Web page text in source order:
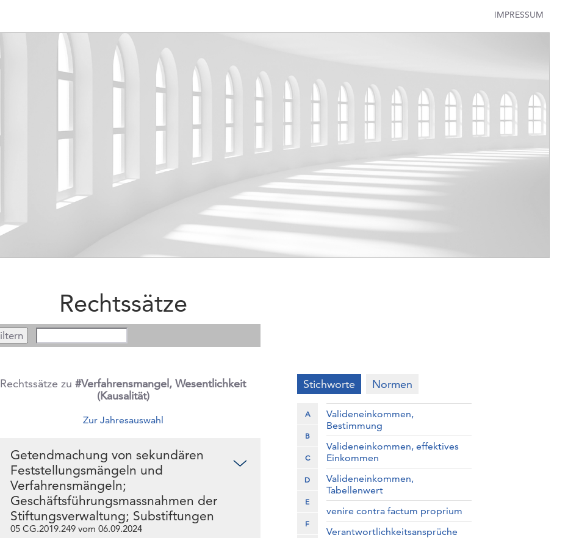
IMPRESSUM
Rechtssätze
Rechtssätze zu#Verfahrensmangel, Wesentlichkeit
(Kausalität)
Zur Jahresauswahl
Getendmachung von sekundären
Feststellungsmängeln und
Verfahrensmängeln;
Geschäftsführungsmassnahmen der
Stiftungsverwaltung; Substiftungen
05 CG.2019.249 vom 06.09.2024
Stichworte Normen
A
B
C
D
E
F
Valideneinkommen,
Bestimmung
Valideneinkommen, effektives
Einkommen
Valideneinkommen,
Tabellenwert
venire contra factum proprium
Verantwortlichkeitsansprüche